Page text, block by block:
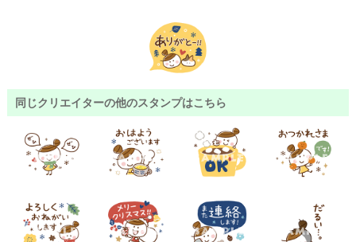
同じクリエイターの他のスタンプはこちら